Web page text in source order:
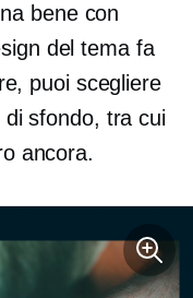
bene con
del tema fa
puoi scegliere
sfondo, tra cui
ancora.